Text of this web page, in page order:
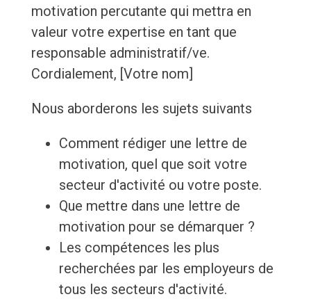
motivation percutante qui mettra en
valeur votre expertise en tant que
responsable administratif/ve.
Cordialement, [Votre nom]
Nous aborderons les sujets suivants
Comment rédiger une lettre de
motivation, quel que soit votre
secteur d'activité ou votre poste.
Que mettre dans une lettre de
motivation pour se démarquer ?
Les compétences les plus
recherchées par les employeurs de
tous les secteurs d'activité.